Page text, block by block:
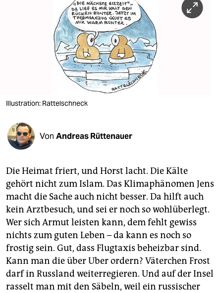
shop
fragen & hilfe
unterstützen
abo
genossenschaft
epaper login
Illustration: Rattelschneck
Von Andreas Rüttenauer
Die Heimat friert, und Horst lacht. Die Kälte
gehört nicht zum Islam. Das Klimaphänomen Jens
macht die Sache auch nicht besser. Da hilft auch
kein Arztbesuch, und sei er noch so wohlüberlegt.
Wer sich Armut leisten kann, dem fehlt gewiss
nichts zum guten Leben – da kann es noch so
frostig sein. Gut, dass Flugtaxis beheizbar sind.
Kann man die über Uber ordern? Väterchen Frost
darf in Russland weiterregieren. Und auf der Insel
rasselt man mit den Säbeln, weil ein russischer